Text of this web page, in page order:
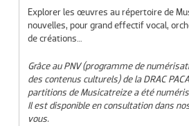
Explorer les œuvres au répertoire de
nouvelles, pour grand effectif vocal,
de créations…
Grâce au PNV (programme de
des contenus culturels) de la DRAC
partitions de Musicatreize a été
Il est disponible en consultation dans
vous.